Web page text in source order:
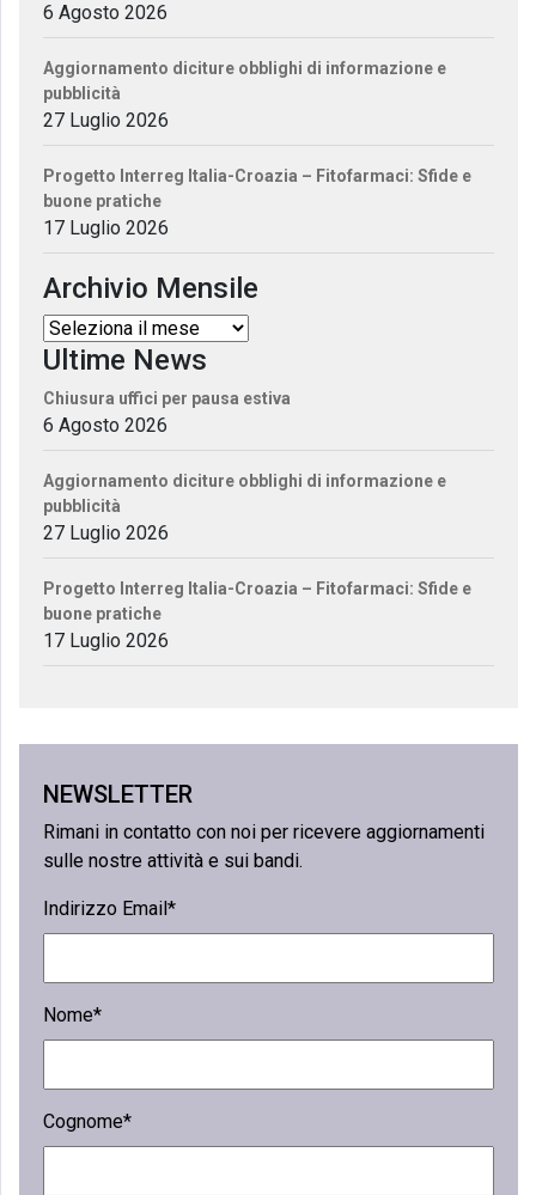
6 Agosto 2026
Aggiornamento diciture obblighi di informazione e
pubblicità
27 Luglio 2026
Progetto Interreg Italia-Croazia – Fitofarmaci: Sfide e
buone pratiche
17 Luglio 2026
Archivio Mensile
Ultime News
Chiusura uffici per pausa estiva
6 Agosto 2026
Aggiornamento diciture obblighi di informazione e
pubblicità
27 Luglio 2026
Progetto Interreg Italia-Croazia – Fitofarmaci: Sfide e
buone pratiche
17 Luglio 2026
NEWSLETTER
Rimani in contatto con noi per ricevere aggiornamenti
sulle nostre attività e sui bandi.
Indirizzo Email*
Nome*
Cognome*